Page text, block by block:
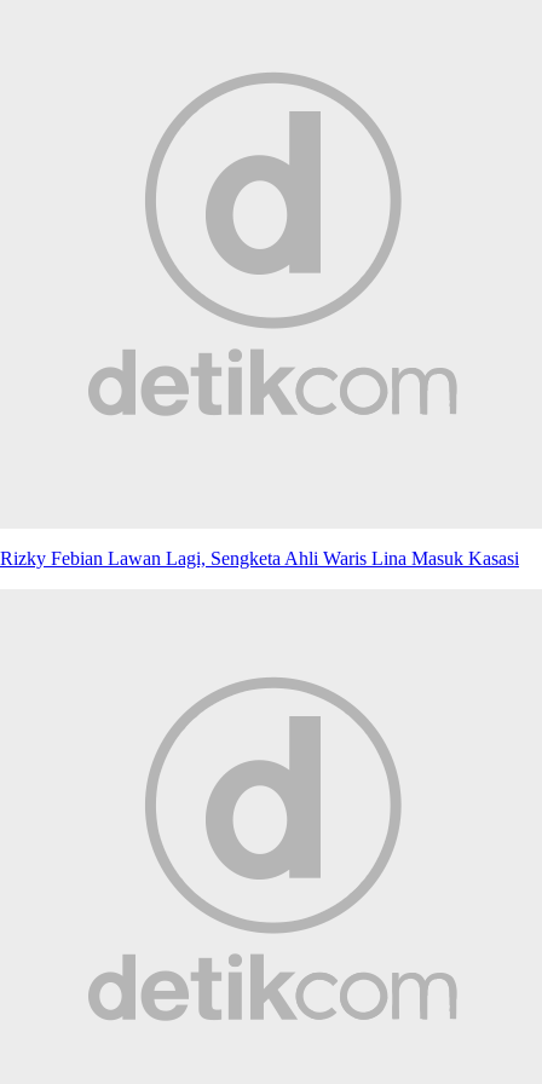
Rizky Febian Lawan Lagi, Sengketa Ahli Waris Lina Masuk Kasasi